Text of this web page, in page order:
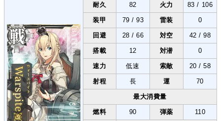
耐久 82 火力 83 / 106
装甲 79 / 93 雷装 0
回避 28 / 66 対空 42 / 98
搭載 12 対潜 0
速力 低速 索敵 20 / 58
射程 長 運 70
最大消費量
燃料 90 弾薬 110